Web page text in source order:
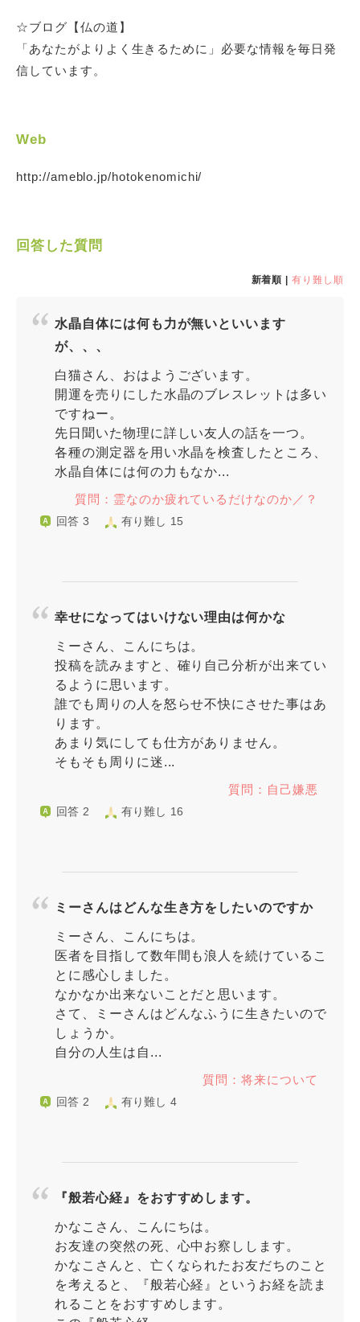
☆ブログ【仏の道】
「あなたがよりよく生きるために」必要な情報を毎日発
信しています。
Web
http://ameblo.jp/hotokenomichi/
回答した質問
新着順 |有り難し順
水晶自体には何も力が無いといいます
が、、、
白猫さん、おはようございます。
開運を売りにした水晶のブレスレットは多い
ですねー。
先日聞いた物理に詳しい友人の話を一つ。
各種の測定器を用い水晶を検査したところ、
水晶自体には何の力もなか...
質問：霊なのか疲れているだけなのか／？
回答 3 有り難し 15
幸せになってはいけない理由は何かな
ミーさん、こんにちは。
投稿を読みますと、確り自己分析が出来てい
るように思います。
誰でも周りの人を怒らせ不快にさせた事はあ
ります。
あまり気にしても仕方がありません。
そもそも周りに迷...
質問：自己嫌悪
回答 2 有り難し 16
ミーさんはどんな生き方をしたいのですか
ミーさん、こんにちは。
医者を目指して数年間も浪人を続けているこ
とに感心しました。
なかなか出来ないことだと思います。
さて、ミーさんはどんなふうに生きたいので
しょうか。
自分の人生は自...
質問：将来について
回答 2 有り難し 4
『般若心経』をおすすめします。
かなこさん、こんにちは。
お友達の突然の死、心中お察しします。
かなこさんと、亡くなられたお友だちのこと
を考えると、『般若心経』というお経を読ま
れることをおすすめします。